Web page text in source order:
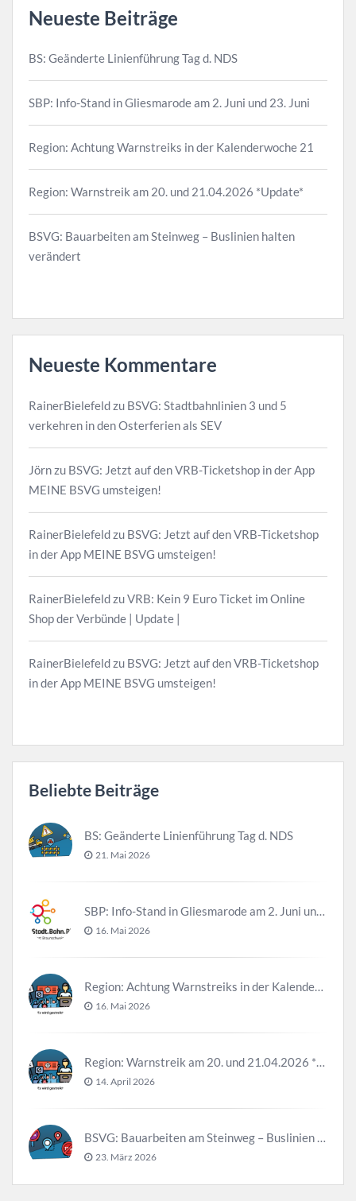
Neueste Beiträge
BS: Geänderte Linienführung Tag d. NDS
SBP: Info-Stand in Gliesmarode am 2. Juni und 23. Juni
Region: Achtung Warnstreiks in der Kalenderwoche 21
Region: Warnstreik am 20. und 21.04.2026 *Update*
BSVG: Bauarbeiten am Steinweg – Buslinien halten
verändert
Neueste Kommentare
RainerBielefeldzu BSVG: Stadtbahnlinien 3 und 5
verkehren in den Osterferien als SEV
Jörnzu BSVG: Jetzt auf den VRB-Ticketshop in der App
MEINE BSVG umsteigen!
RainerBielefeldzu BSVG: Jetzt auf den VRB-Ticketshop
in der App MEINE BSVG umsteigen!
RainerBielefeldzuVRB: Kein 9 Euro Ticket im Online
Shop der Verbünde | Update |
RainerBielefeldzu BSVG: Jetzt auf den VRB-Ticketshop
in der App MEINE BSVG umsteigen!
Beliebte Beiträge
BS: Geänderte Linienführung Tag d. NDS
21. Mai 2026
SBP: Info-Stand in Gliesmarode am 2. Juni und 23. Juni
16. Mai 2026
Region: Achtung Warnstreiks in der Kalenderwoche 21
16. Mai 2026
Region: Warnstreik am 20. und 21.04.2026 *Update*
14. April 2026
BSVG: Bauarbeiten am Steinweg – Buslinien halten verändert
23. März 2026